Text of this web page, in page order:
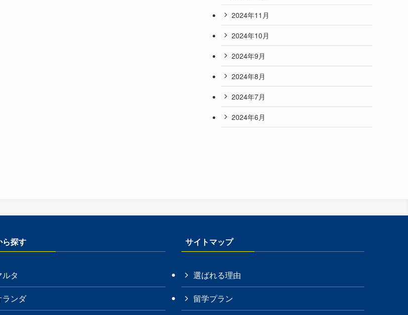
2024年11月
2024年10月
2024年9月
2024年8月
2024年7月
2024年6月
ら探す
ルタ
ランダ
サイトマップ
選ばれる理由
留学プラン